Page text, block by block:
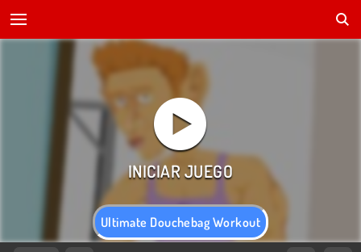
Ultimate Douchebag Workout